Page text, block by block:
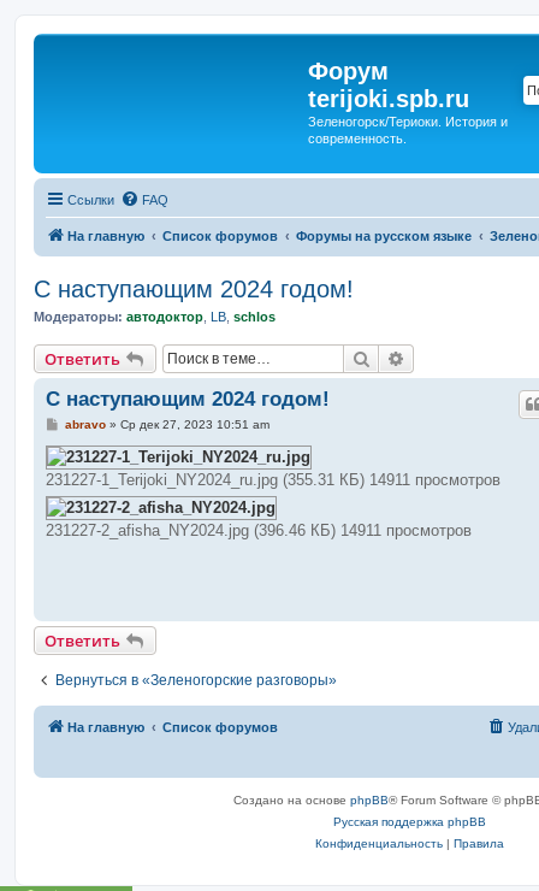
Форум
terijoki.spb.ru
Зеленогорск/Териоки. История и
современность.
Ссылки FAQ
На главную Список форумов Форумы на русском языке
С наступающим 2024 годом!
Модераторы: автодоктор LB schlos
Ответить Поиск
С наступающим 2024 годом!
С
о
б
щ
е
н
и
е
abravo» Ср дек 27, 2023 10:51 am
231227-1_Terijoki_NY2024_ru.jpg (355.31 КБ) 14911 просмотров
231227-2_afisha_NY2024.jpg (396.46 КБ) 14911 просмотров
Ответить
Вернуться в «Зеленогорские разговоры»
На главную Список форумов
Создано на основе phpBB® Forum Software ©
Русская поддержка phpBB
Конфиденциальность | Правила